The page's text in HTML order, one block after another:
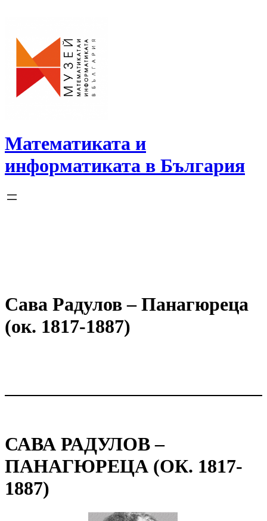
Математиката и
информатиката в България
Сава Радулов – Панагюреца
(ок. 1817-1887)
САВА РАДУЛОВ –
ПАНАГЮРЕЦА (ОК. 1817-
1887)